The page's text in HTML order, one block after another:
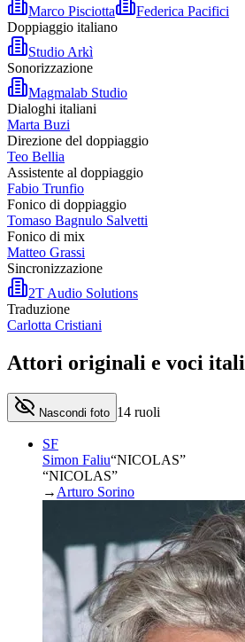
Marco Pisciotta
Federica Pacifici
Doppiaggio italiano
Studio Arkì
Sonorizzazione
Magmalab Studio
Dialoghi italiani
Marta Buzi
Direzione del doppiaggio
Teo Bellia
Assistente al doppiaggio
Fabio Trunfio
Fonico di doppiaggio
Tomaso Bagnulo Salvetti
Fonico di mix
Matteo Grassi
Sincronizzazione
2T Audio Solutions
Traduzione
Carlotta Cristiani
Attori originali e voci
Nascondi foto 14 ruoli
SF
Simon Faliu“NICOLAS”
“NICOLAS”
→ Arturo Sorino